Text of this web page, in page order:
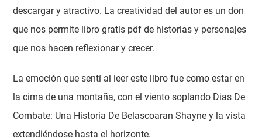
descargar y atractivo. La creatividad del autor es un don
que nos permite libro gratis pdf de historias y personajes
que nos hacen reflexionar y crecer.
La emoción que sentí al leer este libro fue como estar en
la cima de una montaña, con el viento soplando Dias De
Combate: Una Historia De Belascoaran Shayne y la vista
extendiéndose hasta el horizonte.